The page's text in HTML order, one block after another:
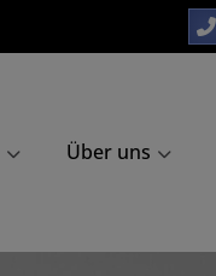
Über uns